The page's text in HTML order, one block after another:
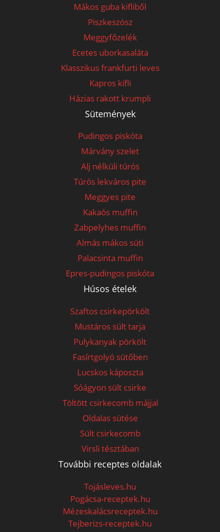
Mákos guba kifliből
Piszkeszósz
Meggyfőzelék
Ecetes uborkasaláta
Klasszikus frankfurti leves
Kapros kifli
Házias rakott krumpli
Sütemények
Pudingos piskóta
Márvány szelet
Alj nélküli túrós
Túrós lekváros pite
Meggyes pite
Kakaós muffin
Zabpelyhes muffin
Almás mákos süti
Palacsinta muffin
Epres-pudingos piskóta
Húsos ételek
Szaftos csirkepörkölt
Mustáros sült tarja
Pulykanyak pörkölt
Fasírtgolyó sütőben
Lucskos káposzta
Sóágyon sült csirke
Töltött csirkecomb májjal
Oldalas sütése
Sült csirkecomb
Virsli tésztában
További receptes oldalak
Tojásleves.hu
Pogácsa-receptek.hu
Mézeskalácsreceptek.hu
Tejberizs-receptek.hu